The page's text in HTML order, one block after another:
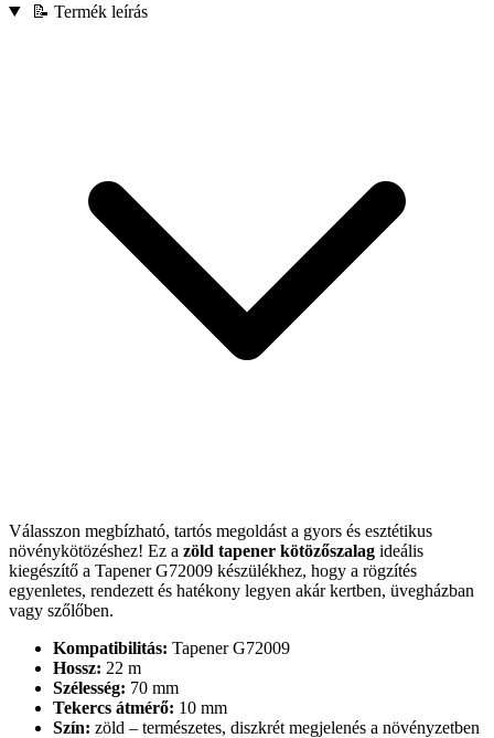
📝 Termék leírás
Válasszon megbízható, tartós megoldást a gyors és esztétikus
növénykötözéshez! Ez a zöld tapener kötözőszalag ideális
kiegészítő a Tapener G72009 készülékhez, hogy a rögzítés
egyenletes, rendezett és hatékony legyen akár kertben, üvegházban
vagy szőlőben.
Kompatibilitás: Tapener G72009
Hossz: 22 m
Szélesség: 70 mm
Tekercs átmérő: 10 mm
Szín: zöld – természetes, diszkrét megjelenés a növényzetben